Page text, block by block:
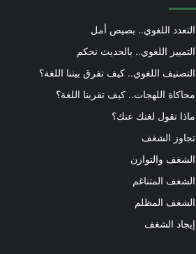
التعدد اللغوي.. بصيص أمل
التمييز اللغوي.. بالحديث نحكم
التصنيف اللغوي.. كيف تفرق بيننا اللغة؟
محاكاة اللهجات.. كيف تقربنا اللغة؟
ماذا تقول لغتك عنك؟
تجاوز الشغف
الشغف والتوازن
الشغف المتناغم
الشغف المظلم
إيجاد الشغف